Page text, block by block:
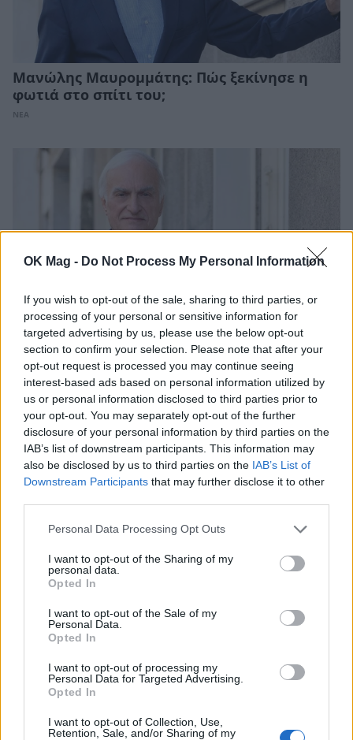
OK Mag - Do Not Process My Personal Information
If you wish to opt-out of the sale, sharing to third parties, or
processing of your personal or sensitive information for
targeted advertising by us, please use the below opt-out
section to confirm your selection. Please note that after your
opt-out request is processed you may continue seeing
interest-based ads based on personal information utilized by
us or personal information disclosed to third parties prior to
your opt-out. You may separately opt-out of the further
disclosure of your personal information by third parties on the
IAB’s list of downstream participants. This information may
also be disclosed by us to third parties on the IAB’s List of
Downstream Participants that may further disclose it to other
Personal Data Processing Opt Outs
I want to opt-out of the Sharing of my
personal data.
Opted In
I want to opt-out of the Sale of my
Personal Data.
Opted In
I want to opt-out of processing my
Personal Data for Targeted Advertising.
Opted In
I want to opt-out of Collection, Use,
Retention, Sale, and/or Sharing of my
Μανώλης Μαυρομμάτης: Πώς ξεκίνησε η
φωτιά στο σπίτι του;
ΝΕΑ
Μανώλης Μαυρομμάτης: Στο νοσοκομείο με
τη σύζυγό του
ΝΕΑ
WHAT'S HOT
Ανέστης Ευαγγελόπουλος: Η γνωστή